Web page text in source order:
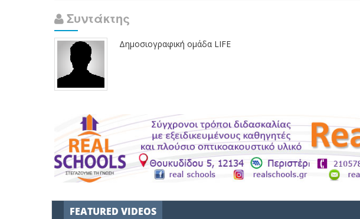
Συντάκτης
Δημοσιογραφική ομάδα LIFE
FEATURED VIDEOS